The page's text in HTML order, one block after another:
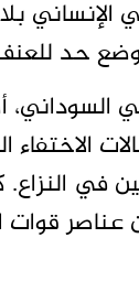
الإنساني
حد
السوداني،
الاختفاء
في
قوات